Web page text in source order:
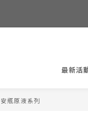
最新活
瓶原液系列